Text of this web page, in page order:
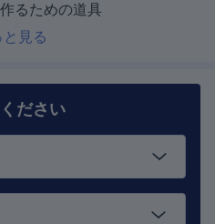
るための道具
と見る
ださい